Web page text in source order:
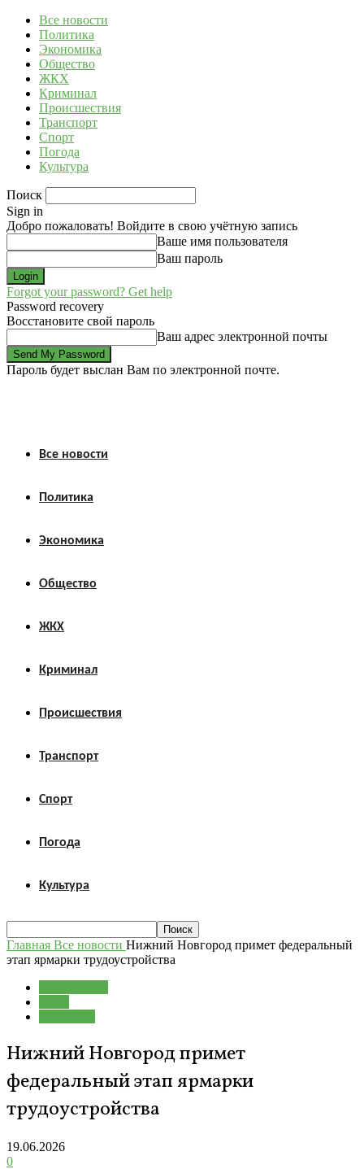
Все новости
Политика
Экономика
Общество
ЖКХ
Криминал
Происшествия
Транспорт
Спорт
Погода
Культура
Поиск
Sign in
Добро пожаловать! Войдите в свою учётную запись
Ваше имя пользователя
Ваш пароль
Forgot your password? Get help
Password recovery
Восстановите свой пароль
Ваш адрес электронной почты
Пароль будет выслан Вам по электронной почте.
Все новости
Политика
Экономика
Общество
ЖКХ
Криминал
Происшествия
Транспорт
Спорт
Погода
Культура
Главная Все новости Нижний Новгород примет федеральный
этап ярмарки трудоустройства
Нижний Новгород примет
федеральный этап ярмарки
трудоустройства
19.06.2026
0